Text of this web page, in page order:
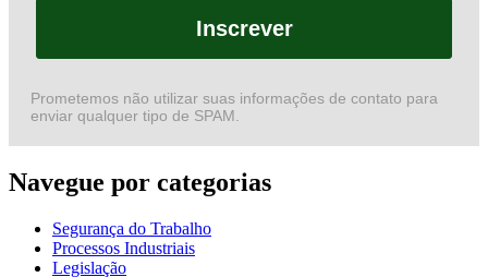
Inscrever
Prometemos não utilizar suas informações de contato para
enviar qualquer tipo de SPAM.
Navegue por categorias
Segurança do Trabalho
Processos Industriais
Legislação